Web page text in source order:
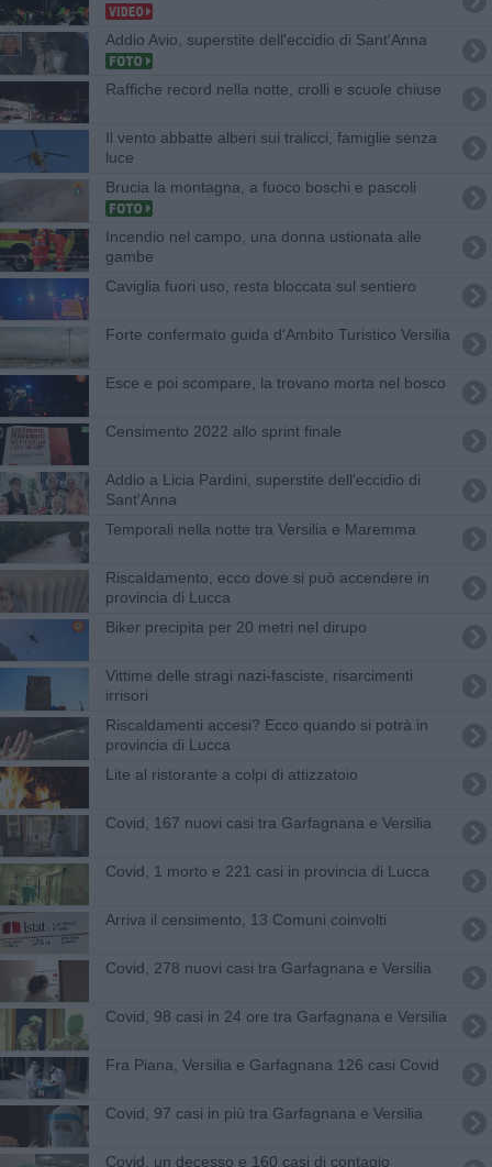
Addio Avio, superstite dell'eccidio di Sant'Anna
Raffiche record nella notte, crolli e scuole chiuse
Il vento abbatte alberi sui tralicci, famiglie senza
luce
Brucia la montagna, a fuoco boschi e pascoli
Incendio nel campo, una donna ustionata alle
gambe
Caviglia fuori uso, resta bloccata sul sentiero
Forte confermato guida d'Ambito Turistico Versilia
Esce e poi scompare, la trovano morta nel bosco
Censimento 2022 allo sprint finale
Addio a Licia Pardini, superstite dell'eccidio di
Sant'Anna
Temporali nella notte tra Versilia e Maremma
Riscaldamento, ecco dove si può accendere in
provincia di Lucca
Biker precipita per 20 metri nel dirupo
Vittime delle stragi nazi-fasciste, risarcimenti
irrisori
Riscaldamenti accesi? Ecco quando si potrà in
provincia di Lucca
Lite al ristorante a colpi di attizzatoio
Covid, 167 nuovi casi tra Garfagnana e Versilia
Covid, 1 morto e 221 casi in provincia di Lucca
Arriva il censimento, 13 Comuni coinvolti
Covid, 278 nuovi casi tra Garfagnana e Versilia
Covid, 98 casi in 24 ore tra Garfagnana e Versilia
Fra Piana, Versilia e Garfagnana 126 casi Covid
Covid, 97 casi in più tra Garfagnana e Versilia
Covid, un decesso e 160 casi di contagio